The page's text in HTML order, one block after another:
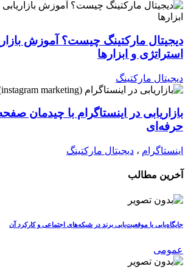
دیجیتال مارکتینگ چیست؟ آموزش
استراتژی و ابزارها
دیجیتال مارکتینگ
بازاریابی در اینستاگرام با چیدمان
حرفه‌ای
اینستاگرام ، دیجیتال مارکتینگ
آخرین مطالب
جایگاه‌یابی یا موقعیت‌یابی برند در شبکه‌های اجتماعی و کارکرد آن
عمومی